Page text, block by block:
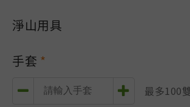
淨山用具
手套
最多100